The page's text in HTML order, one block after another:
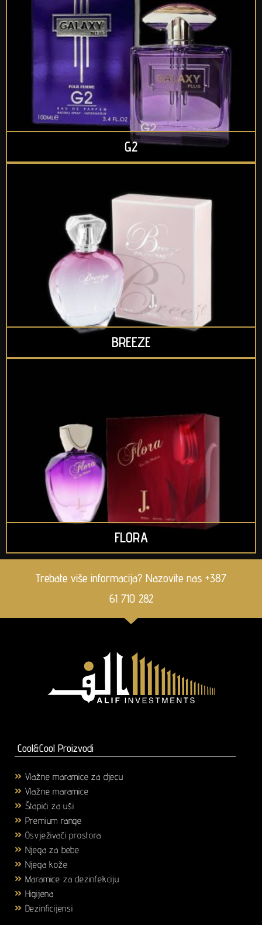
G2
BREEZE
FLORA
Trebate više informacija? Nazovite nas +387
61 710 282
Cool&Cool Proizvodi
Vlažne maramice za djecu
Vlažne maramice
Štapići za uši
Premium range
Osvježivači prostora
Njega za bebe
Njega kože
Maramice za dezinfekciju
Higijena
Dezinficijensi